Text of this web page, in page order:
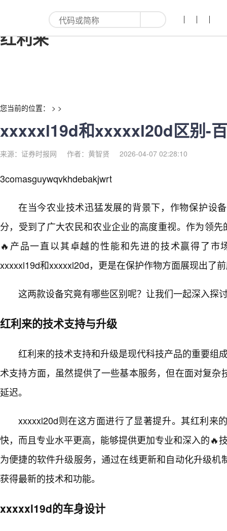
xxxxxl19d和xxxxxl20d区别-
红利来
您当前的位置： > >
xxxxxl19d和xxxxxl20d区别-
来源：证券时报网 作者：黄智贤 2026-04-07 02:28:10
3comasguywqvkhdebakjwrt
在当今农业技术迅猛发展的背景下，作物保护设
分，受到了广大农民和农业企业的高度重视。作为领
🔥产品一直以其卓越的性能和先进的技术赢得了市
xxxxxl19d和xxxxxl20d，更是在保护作物方面展现出了
这两款设备究竟有哪些区别呢？让我们一起深入探
红利来的技术支持与升级
红利来的技术支持和升级是现代科技产品的重要组
术支持方面，虽然提供了一些基本服务，但在面对复杂
延迟。
xxxxxl20d则在这方面进行了显著提升。其红利来
快，而且专业水平更高，能够提供更加专业和深入的🔥
为便捷的软件升级服务，通过在线更新和自动化升级机
获得最新的技术和功能。
xxxxxl19d的车身设计